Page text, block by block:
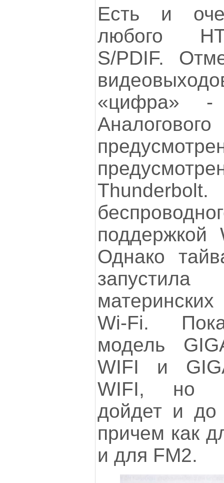
Есть и
любого
S/PDIF.
«цифра»
поддержкой
Однако
Wi-Fi.
модель
WIFI и
WIFI, но
дойдет и
причем как
и для FM2.